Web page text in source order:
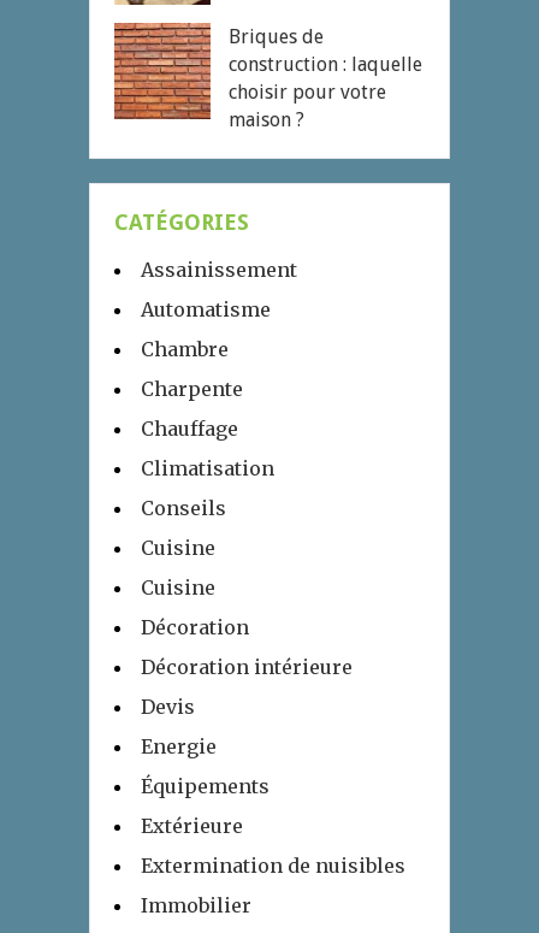
Briques de
construction : laquelle
choisir pour votre
maison ?
CATÉGORIES
Assainissement
Automatisme
Chambre
Charpente
Chauffage
Climatisation
Conseils
Cuisine
Cuisine
Décoration
Décoration intérieure
Devis
Energie
Équipements
Extérieure
Extermination de nuisibles
Immobilier